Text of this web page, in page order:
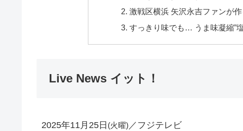
激戦区横浜 矢沢永吉ファンが
すっきり味でも… うま味凝縮”
Live News イット！
2025年11月25日 (火曜) ／フジテレビ